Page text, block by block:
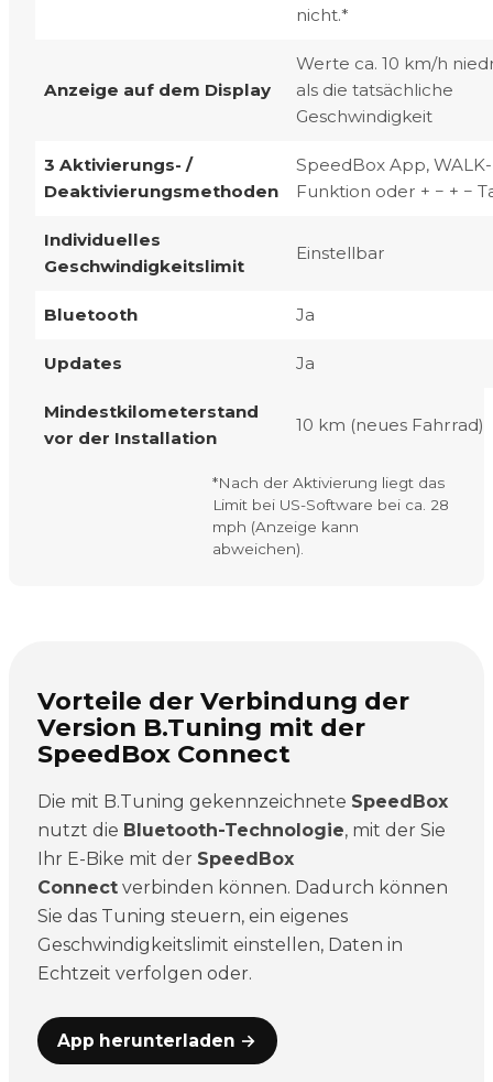
nicht.*
Anzeige auf dem Display
Werte ca. 10 km/h
als die tatsächliche
Geschwindigkeit
3 Aktivierungs- /
Deaktivierungsmethoden
SpeedBox App, WALK-
Funktion oder + − + −
Individuelles
Geschwindigkeitslimit
Einstellbar
Bluetooth Ja
Updates Ja
Mindestkilometerstand
vor der Installation
10 km (neues Fahrrad)
*Nach der Aktivierung liegt das
Limit bei US-Software bei ca. 28
mph (Anzeige kann
abweichen).
Vorteile der Verbindung der
Version B.Tuning mit der
SpeedBox Connect
Die mit B.Tuning gekennzeichnete SpeedBox
nutzt die Bluetooth-Technologie, mit der Sie
Ihr E-Bike mit der SpeedBox
Connectverbinden können. Dadurch können
Sie das Tuning steuern, ein eigenes
Geschwindigkeitslimit einstellen, Daten in
Echtzeit verfolgen oder.
App herunterladen →